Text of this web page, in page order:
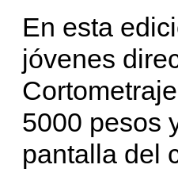
En esta
jóvenes
5000 pesos
pantalla del